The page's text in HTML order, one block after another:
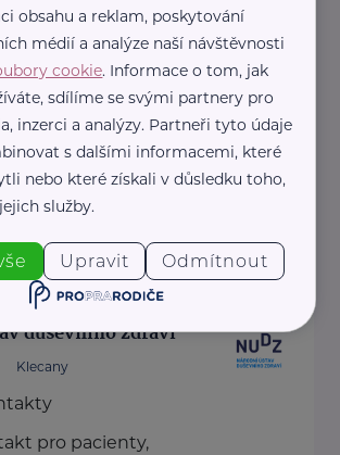
a lektor první
než 14 letou praxí. S
...
duševního zdraví
Klecany
pro pacienty,
obsahu a reklam, poskytování
médií a analýze naší návštěvnosti
cookie. Informace o tom, jak
sdílíme se svými partnery pro
inzerci a analýzy. Partneři tyto údaje
s dalšími informacemi, které
nebo které získali v důsledku toho,
služby.
Upravit Odmítnout